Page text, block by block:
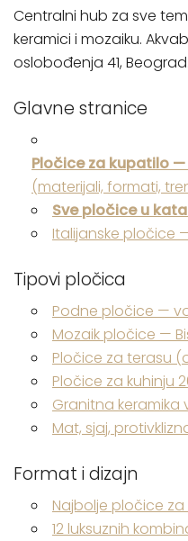
Centralni hub za sve
keramici i mozaiku.
oslobođenja 41, Beograd.
Glavne stranice
Pločice za kupatilo
(materijali, formati,
Sve pločice u
Italijanske pločice
Tipovi pločica
Podne pločice —
Mozaik pločice —
Pločice za terasu
Pločice za kuhinju
Granitna keramika
Mat, sjaj,
Format i dizajn
Najbolje pločice
12 luksuznih